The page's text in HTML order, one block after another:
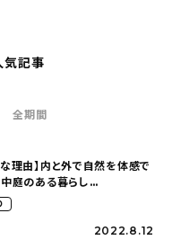
気記事
全期間
理由】内と外で自然を体感で
庭のある暮らし
2022.8.12